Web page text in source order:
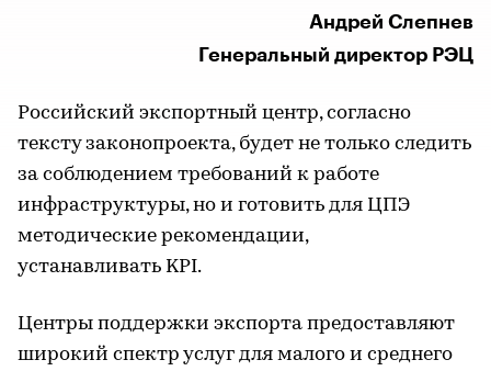
Андрей Слепнев
Генеральный директор РЭЦ
Российский экспортный центр, согласно
тексту законопроекта, будет не только следить
за соблюдением требований к работе
инфраструктуры, но и готовить для ЦПЭ
методические рекомендации,
устанавливать KPI.
Центры поддержки экспорта предоставляют
широкий спектр услуг для малого и среднего